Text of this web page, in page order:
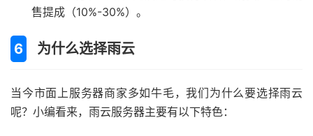
售提成（10%-30%）。
为什么选择雨云
当今市面上服务器商家多如牛毛，我们为什么要选择雨云
呢？小编看来，雨云服务器主要有以下特色：